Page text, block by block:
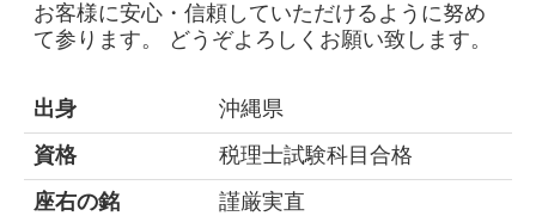
お客様に安心・信頼していただけるように努め
て参ります。 どうぞよろしくお願い致します。
出身
沖縄県
資格
税理士試験科目合格
座右の銘
謹厳実直